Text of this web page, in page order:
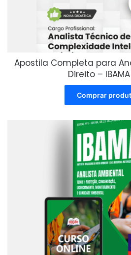
Apostila Completa para
Direito –
Comprar